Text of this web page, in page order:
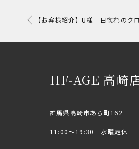
【お客様紹介】U様一目惚れのク
HF-AGE 高崎
群馬県高崎市あら町162
11:00〜19:30 水曜定休